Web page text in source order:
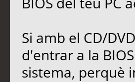
Si amb el CD/
d'entrar a la
sistema, perquè